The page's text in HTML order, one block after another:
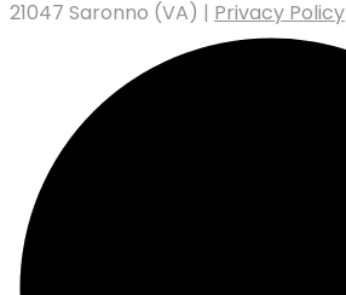
21047 Saronno (VA) | Privacy Policy